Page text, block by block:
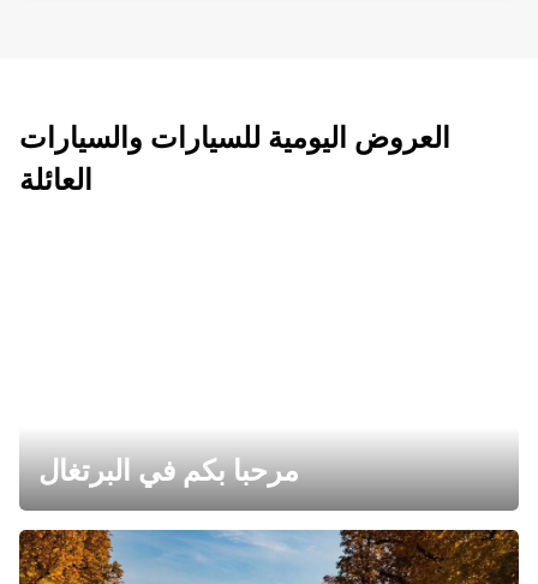
العروض اليومية للسيارات والسيارات
العائلة
مرحبا بكم في البرتغال